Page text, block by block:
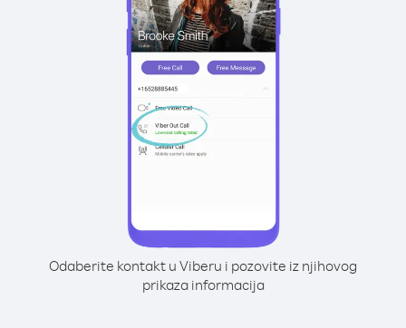
Odaberite kontakt u Viberu i pozovite iz njihovog
prikaza informacija